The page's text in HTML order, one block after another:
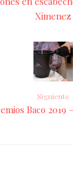
Ximenez
Siguiente
Baco 2019